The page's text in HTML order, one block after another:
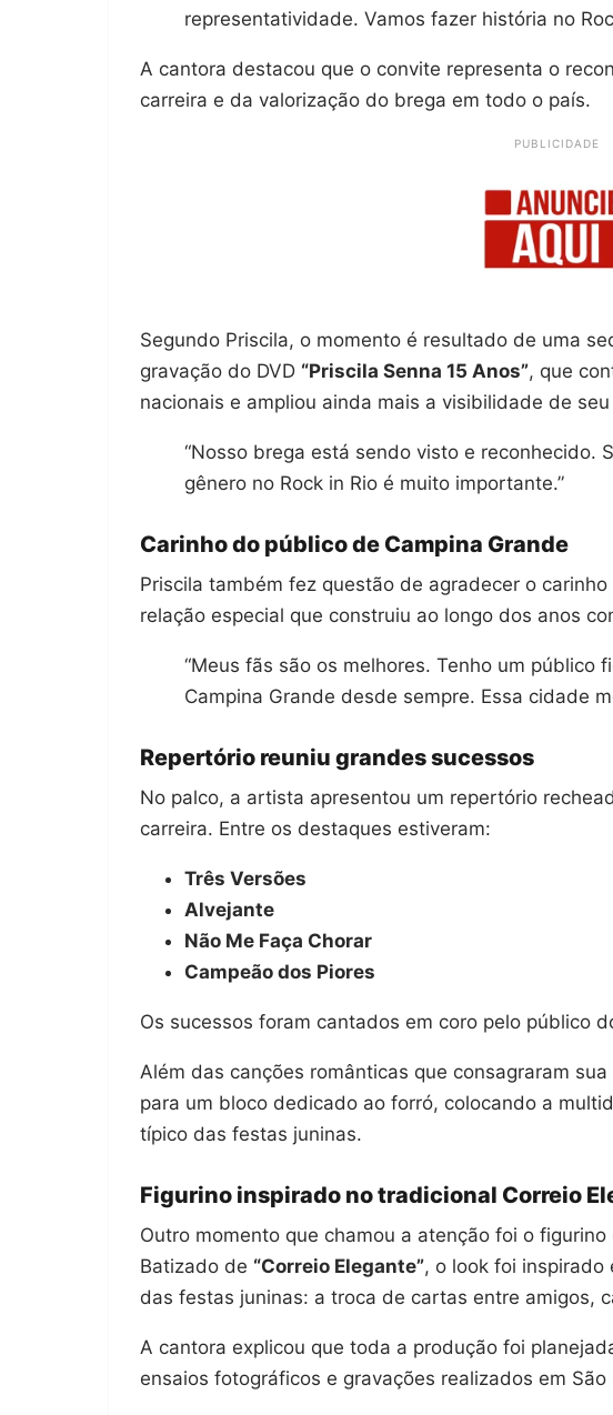
representatividade. Vamos fazer história no
A cantora destacou que o convite representa o
carreira e da valorização do brega em todo o país.
PUBLICIDADE
Segundo Priscila, o momento é resultado de uma
gravação do DVD “Priscila Senna 15 Anos”, que
nacionais e ampliou ainda mais a visibilidade de
“Nosso brega está sendo visto e reconhecido.
gênero no Rock in Rio é muito importante.”
Carinho do público de Campina Grande
Priscila também fez questão de agradecer o
relação especial que construiu ao longo dos anos
“Meus fãs são os melhores. Tenho um público
Campina Grande desde sempre. Essa cidade
Repertório reuniu grandes sucessos
No palco, a artista apresentou um repertório
carreira. Entre os destaques estiveram:
Três Versões
Alvejante
Não Me Faça Chorar
Campeão dos Piores
Os sucessos foram cantados em coro pelo público
Além das canções românticas que consagraram
para um bloco dedicado ao forró, colocando a
típico das festas juninas.
Figurino inspirado no tradicional Correio
Outro momento que chamou a atenção foi o
Batizado de “Correio Elegante”, o look foi inspirado
das festas juninas: a troca de cartas entre amigos,
A cantora explicou que toda a produção foi
ensaios fotográficos e gravações realizados em São